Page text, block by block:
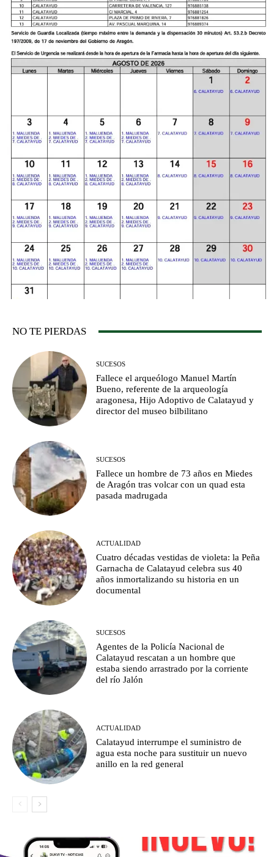
NO TE PIERDAS
SUCESOS
Fallece el arqueólogo Manuel Martín
Bueno, referente de la arqueología
aragonesa, Hijo Adoptivo de Calatayud y
director del museo bilbilitano
SUCESOS
Fallece un hombre de 73 años en Miedes
de Aragón tras volcar con un quad esta
pasada madrugada
ACTUALIDAD
Cuatro décadas vestidas de violeta: la Peña
Garnacha de Calatayud celebra sus 40
años inmortalizando su historia en un
documental
SUCESOS
Agentes de la Policía Nacional de
Calatayud rescatan a un hombre que
estaba siendo arrastrado por la corriente
del río Jalón
ACTUALIDAD
Calatayud interrumpe el suministro de
agua esta noche para sustituir un nuevo
anillo en la red general